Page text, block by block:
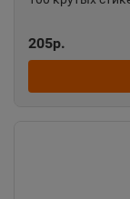
205р.